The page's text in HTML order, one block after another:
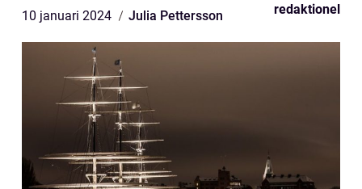
10 januari 2024 Julia Pettersson redaktionel